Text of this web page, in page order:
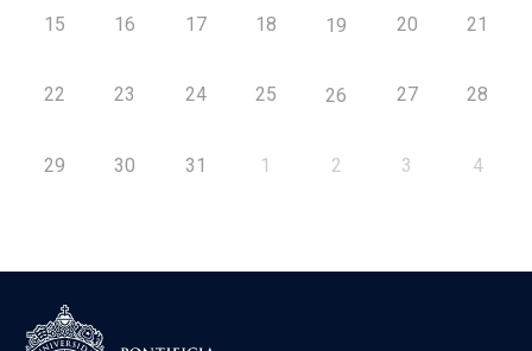
15 16 17 18 19 20 21
22 23 24 25 26 27 28
29 30 31 1 2 3 4